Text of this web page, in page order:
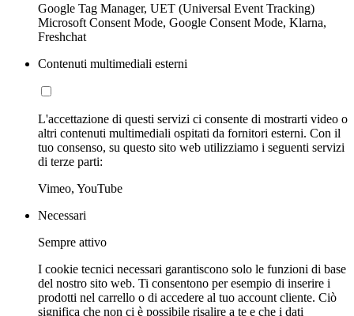
Google Tag Manager, UET (Universal Event Tracking)
Microsoft Consent Mode, Google Consent Mode, Klarna,
Freshchat
Contenuti multimediali esterni
L'accettazione di questi servizi ci consente di mostrarti video o
altri contenuti multimediali ospitati da fornitori esterni. Con il
tuo consenso, su questo sito web utilizziamo i seguenti servizi
di terze parti:
Vimeo, YouTube
Necessari
Sempre attivo
I cookie tecnici necessari garantiscono solo le funzioni di base
del nostro sito web. Ti consentono per esempio di inserire i
prodotti nel carrello o di accedere al tuo account cliente. Ciò
significa che non ci è possibile risalire a te e che i dati